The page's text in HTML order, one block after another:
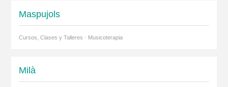
Maspujols
Cursos, Clases y Talleres · Musicoterapia
Milà